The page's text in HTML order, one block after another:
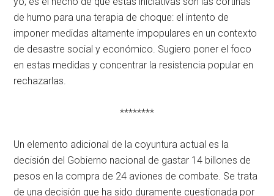
de humo para una terapia de choque: el intento de
imponer medidas altamente impopulares en un contexto
de desastre social y económico. Sugiero poner el foco
en estas medidas y concentrar la resistencia popular en
rechazarlas.
********
Un elemento adicional de la coyuntura actual es la
decisión del Gobierno nacional de gastar 14 billones de
pesos en la compra de 24 aviones de combate. Se trata
de una decisión que ha sido duramente cuestionada por